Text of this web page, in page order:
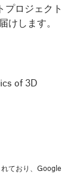
ロジェクト
けします。
of 3D
ており、Google